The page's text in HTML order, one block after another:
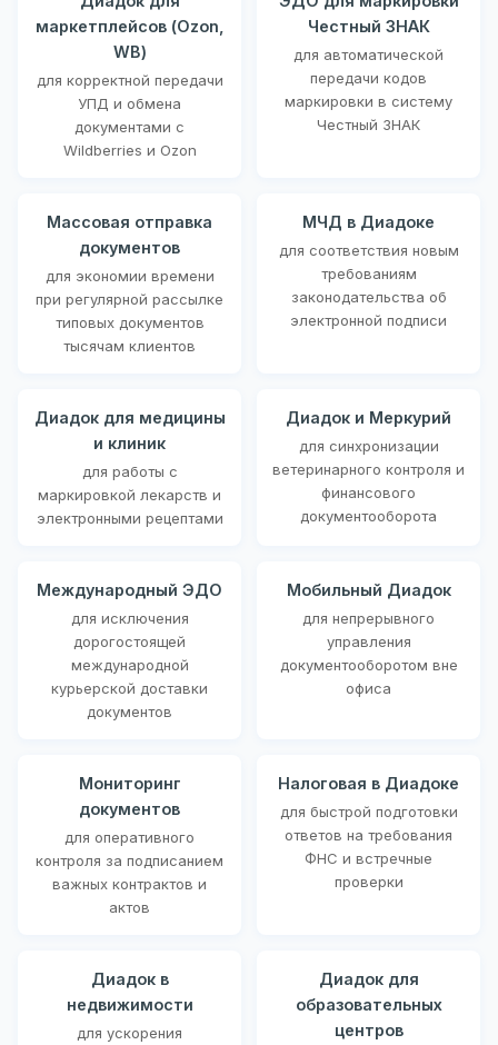
маркетплейсов (Ozon,
WB)
для корректной передачи
УПД и обмена
документами с
Wildberries и Ozon
Честный ЗНАК
для автоматической
передачи кодов
маркировки в систему
Честный ЗНАК
Массовая отправка
документов
для экономии времени
при регулярной рассылке
типовых документов
тысячам клиентов
МЧД в Диадоке
для соответствия новым
требованиям
законодательства об
электронной подписи
Диадок для медицины
и клиник
для работы с
маркировкой лекарств и
электронными рецептами
Диадок и Меркурий
для синхронизации
ветеринарного контроля и
финансового
документооборота
Международный ЭДО
для исключения
дорогостоящей
международной
курьерской доставки
документов
Мобильный Диадок
для непрерывного
управления
документооборотом вне
офиса
Мониторинг
документов
для оперативного
контроля за подписанием
важных контрактов и
актов
Налоговая в Диадоке
для быстрой подготовки
ответов на требования
ФНС и встречные
проверки
Диадок в
недвижимости
для ускорения
Диадок для
образовательных
центров